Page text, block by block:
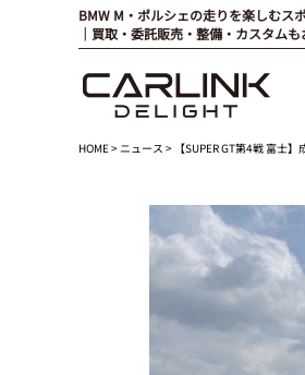
BMW M・ポルシェの走りを楽しむス
｜買取・委託販売・整備・カスタム
HOME> ニュース > 【SUPER GT第4戦 富士